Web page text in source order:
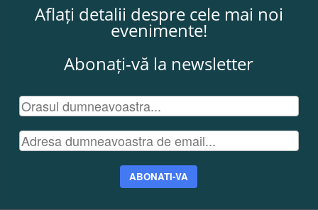
Aflați detalii despre cele mai noi
evenimente!
Abonați-vă la newsletter
ABONATI-VA